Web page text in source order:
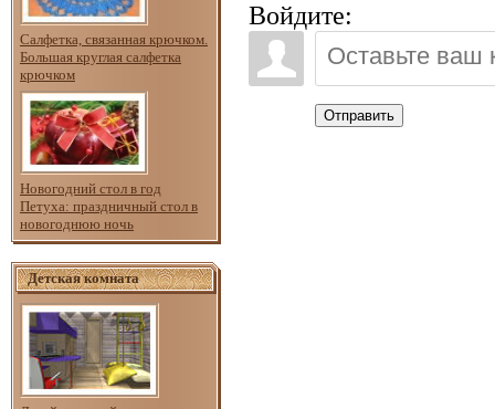
Салфетка, связанная крючком.
Большая круглая салфетка
крючком
Новогодний стол в год
Петуха: праздничный стол в
новогоднюю ночь
Детская комната
Войдите:
Отправить